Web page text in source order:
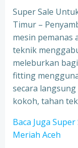
Super Sale
Timur –
mesin pemanas
teknik
meleburkan
fitting
secara
kokoh, tahan
Baca Juga
Meriah Aceh